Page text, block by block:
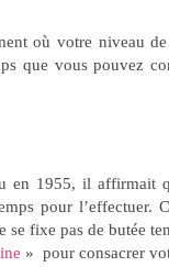
où votre niveau
que vous pouvez
en 1955, il affirmait
pour l’effectuer.
se fixe pas de butée
» pour consacrer